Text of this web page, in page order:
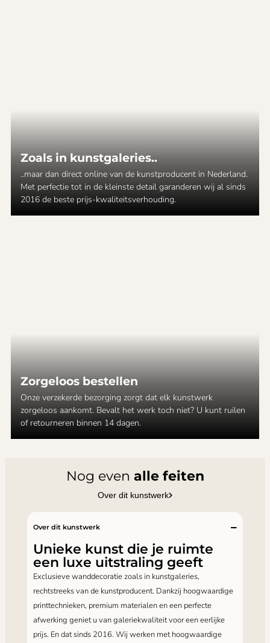
Zoals in kunstgaleries..
..maar dan direct online van de kunstproducent in Nederland.
Met perfectie tot in de kleinste detail garanderen wij al sinds
2016 de beste prijs-kwaliteitsverhouding.
Zorgeloos bestellen
Onze verzekerde bezorging zorgt dat elk kunstwerk
zorgeloos aankomt. Bevalt het werk toch niet? U kunt ruilen
of retourneren binnen 14 dagen.
Nog even alle feiten
Over dit kunstwerk
Over dit kunstwerk
Unieke kunst die je ruimte
een luxe uitstraling geeft
Exclusieve wanddecoratie zoals in kunstgaleries,
rechtstreeks van de kunstproducent. Dankzij hoogwaardige
printtechnieken, premium materialen en een perfecte
afwerking geniet u van galeriekwaliteit voor een eerlijke
prijs. En dat sinds 2016. Wij werken met hoogwaardige